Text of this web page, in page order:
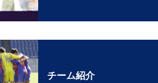
チーム紹介